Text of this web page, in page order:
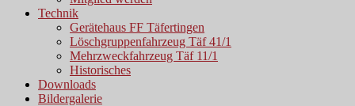
Technik
Gerätehaus FF Täfertingen
Löschgruppenfahrzeug Täf 41/1
Mehrzweckfahrzeug Täf 11/1
Historisches
Downloads
Bildergalerie